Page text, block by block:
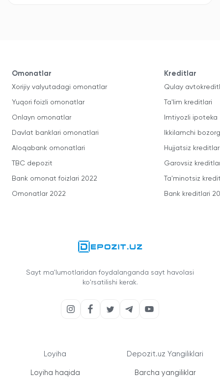
Omonatlar
Xorijiy valyutadagi omonatlar
Yuqori foizli omonatlar
Onlayn omonatlar
Davlat banklari omonatlari
Aloqabank omonatlari
TBC depozit
Bank omonat foizlari 2022
Omonatlar 2022
Kreditlar
Qulay
Ta'lim kreditlari
Imtiyozli ipoteka
Ikkilamchi
Hujjatsiz kreditlar
Garovsiz
Ta'minotsiz
Bank kreditlari
Sayt ma'lumotlaridan foydalanganda sayt havolasi
ko'rsatilishi kerak.
Loyiha
Loyiha haqida
Depozit.uz Yangiliklari
Barcha yangiliklar